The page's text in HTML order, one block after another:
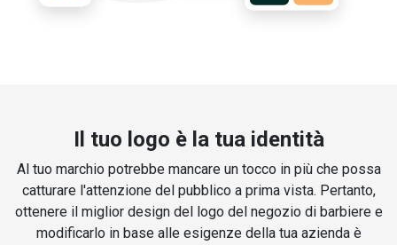
Il tuo logo è la tua identità
Al tuo marchio potrebbe mancare un tocco in più che possa
catturare l'attenzione del pubblico a prima vista. Pertanto,
ottenere il miglior design del logo del negozio di barbiere e
modificarlo in base alle esigenze della tua azienda è